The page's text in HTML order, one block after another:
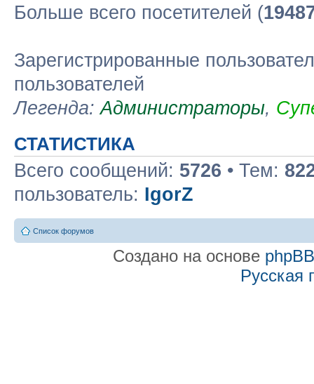
Больше всего посетителей (
Зарегистрированные
пользователей
Легенда:Администраторы,
СТАТИСТИКА
Всего сообщений: 5726 • Тем:
пользователь: IgorZ
Список форумов
Создано на основе phpBB
Русская